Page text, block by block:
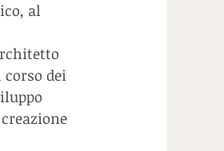
al
dei